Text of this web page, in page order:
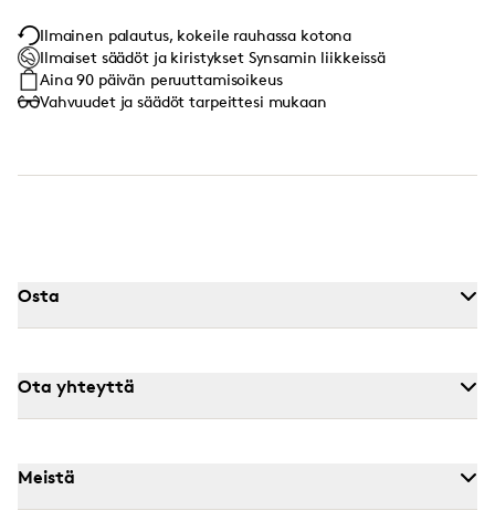
Ilmainen palautus, kokeile rauhassa kotona
Ilmaiset säädöt ja kiristykset Synsamin liikkeissä
Aina 90 päivän peruuttamisoikeus
Vahvuudet ja säädöt tarpeittesi mukaan
Osta
Ota yhteyttä
Meistä